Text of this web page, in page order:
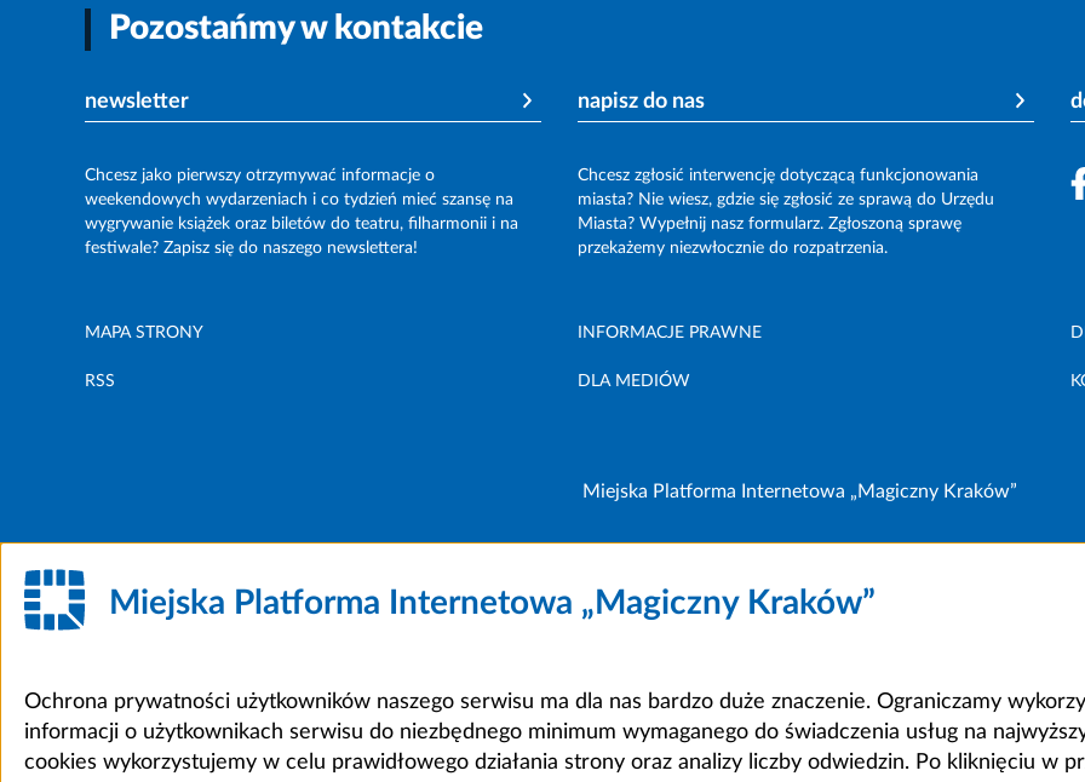
Pozostańmy w kontakcie
newsletter
Chcesz jako pierwszy otrzymywać informacje o
weekendowych wydarzeniach i co tydzień mieć szansę na
wygrywanie książek oraz biletów do teatru, filharmonii i na
festiwale? Zapisz się do naszego newslettera!
napisz do nas
Chcesz zgłosić interwencję dotyczącą funkcjonowania
miasta? Nie wiesz, gdzie się zgłosić ze sprawą do Urzędu
Miasta? Wypełnij nasz formularz. Zgłoszoną sprawę
przekażemy niezwłocznie do rozpatrzenia.
MAPA STRONY INFORMACJE PRAWNE
RSS DLA MEDIÓW
Miejska Platforma Internetowa „Magiczny Kraków”
Miejska Platforma Internetowa „Magiczny Kraków”
Ochrona prywatności użytkowników naszego serwisu ma dla nas bardzo duże znaczenie. Ograniczamy
informacji o użytkownikach serwisu do niezbędnego minimum wymaganego do świadczenia usług na
cookies wykorzystujemy w celu prawidłowego działania strony oraz analizy liczby odwiedzin. Po kliknięciu w